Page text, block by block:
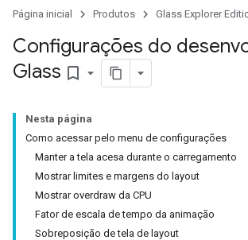
Página inicial Produtos Glass Explorer
Configurações do
Glass bookmark_border
Nesta página
Como acessar pelo menu de configurações
Manter a tela acesa durante o carregamento
Mostrar limites e margens do layout
Mostrar overdraw da CPU
Fator de escala de tempo da animação
Sobreposição de tela de layout